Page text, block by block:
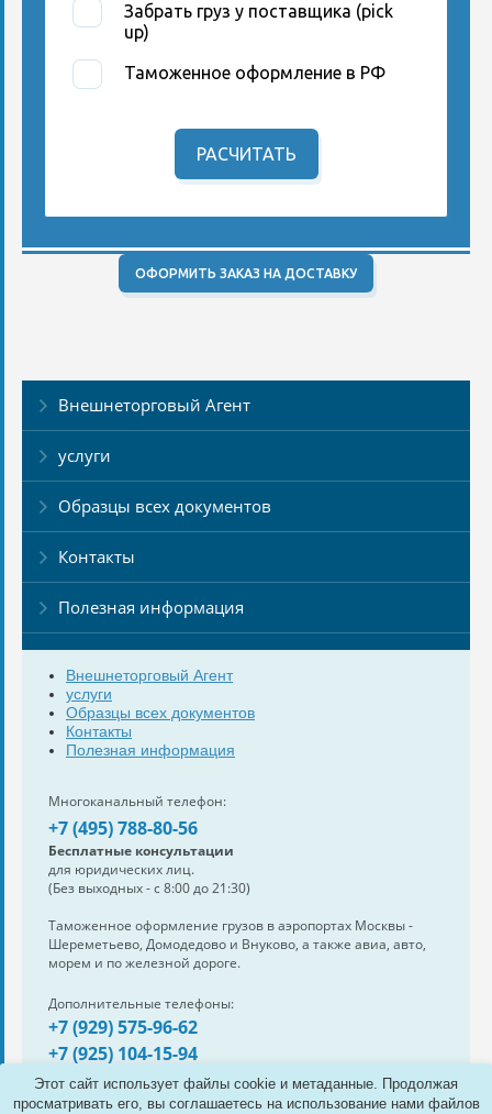
Этот сайт использует файлы cookie и метаданные. Продолжая
просматривать его, вы соглашаетесь на использование нами файлов
Забрать груз у поставщика (pick
up)
Таможенное оформление в РФ
РАСЧИТАТЬ
ОФОРМИТЬ ЗАКАЗ НА ДОСТАВКУ
Внешнеторговый Агент
услуги
Образцы всех документов
Контакты
Полезная информация
Внешнеторговый Агент
услуги
Образцы всех документов
Контакты
Полезная информация
Многоканальный телефон:
+7 (495) 788-80-56
Бесплатные консультации
для юридических лиц.
(Без выходных - с 8:00 до 21:30)
Таможенное оформление грузов в аэропортах Москвы -
Шереметьево, Домодедово и Внуково, а также авиа, авто,
морем и по железной дороге.
Дополнительные телефоны:
+7 (929) 575-96-62
+7 (925) 104-15-94
Также нам можно написать:
e-mail:info@s-standard.ru